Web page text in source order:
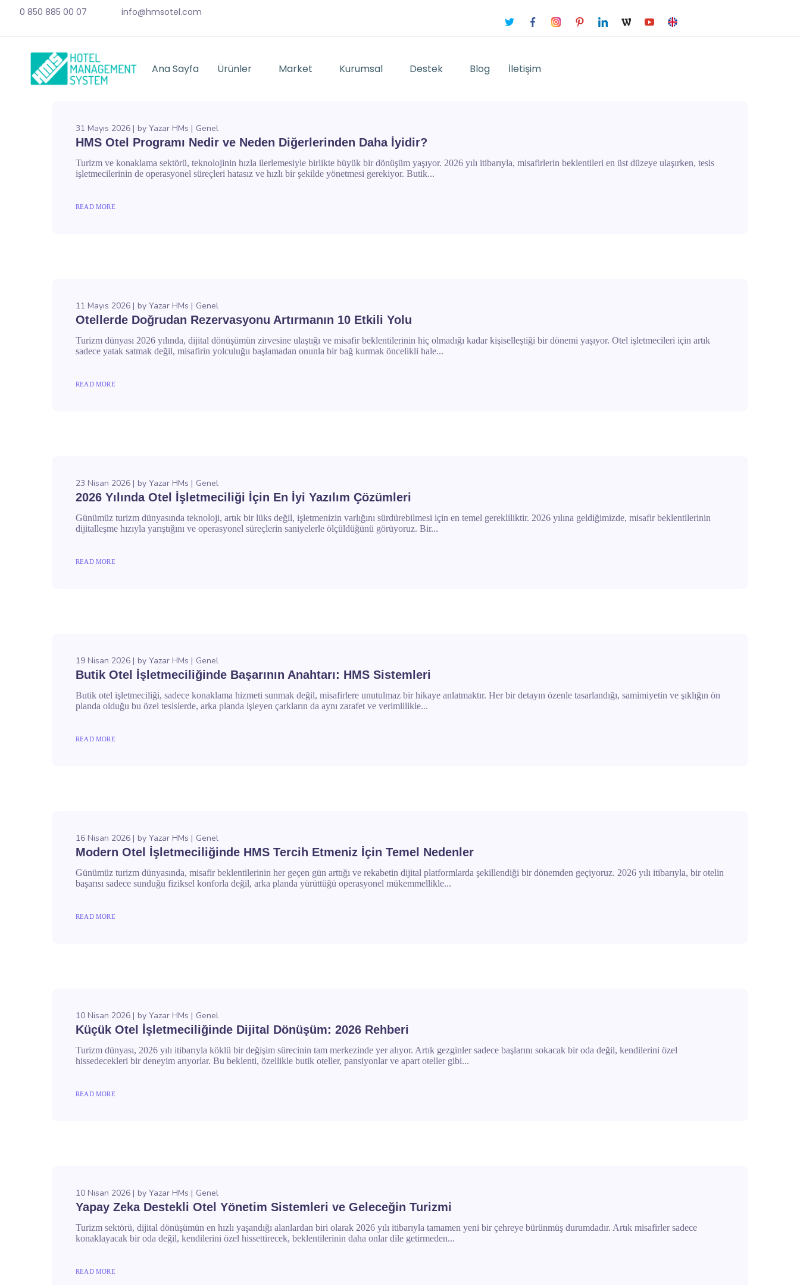
0 850 885 00 07 info@hmsotel.com
Ana Sayfa Ürünler Market Kurumsal Destek Blog İletişim
31 Mayıs 2026 by Yazar HMs Genel
HMS Otel Programı Nedir ve Neden Diğerlerinden Daha İyidir?
Turizm ve konaklama sektörü, teknolojinin hızla ilerlemesiyle birlikte büyük bir dönüşüm yaşıyor. 2026 yılı itibarıyla, misafirlerin beklentileri en üst düzeye ulaşırken, tesis
işletmecilerinin de operasyonel süreçleri hatasız ve hızlı bir şekilde yönetmesi gerekiyor. Butik...
READ MORE
11 Mayıs 2026 by Yazar HMs Genel
Otellerde Doğrudan Rezervasyonu Artırmanın 10 Etkili Yolu
Turizm dünyası 2026 yılında, dijital dönüşümün zirvesine ulaştığı ve misafir beklentilerinin hiç olmadığı kadar kişiselleştiği bir dönemi yaşıyor. Otel işletmecileri için artık
sadece yatak satmak değil, misafirin yolculuğu başlamadan onunla bir bağ kurmak öncelikli hale...
READ MORE
23 Nisan 2026 by Yazar HMs Genel
2026 Yılında Otel İşletmeciliği İçin En İyi Yazılım Çözümleri
Günümüz turizm dünyasında teknoloji, artık bir lüks değil, işletmenizin varlığını sürdürebilmesi için en temel gerekliliktir. 2026 yılına geldiğimizde, misafir beklentilerinin
dijitalleşme hızıyla yarıştığını ve operasyonel süreçlerin saniyelerle ölçüldüğünü görüyoruz. Bir...
READ MORE
19 Nisan 2026 by Yazar HMs Genel
Butik Otel İşletmeciliğinde Başarının Anahtarı: HMS Sistemleri
Butik otel işletmeciliği, sadece konaklama hizmeti sunmak değil, misafirlere unutulmaz bir hikaye anlatmaktır. Her bir detayın özenle tasarlandığı, samimiyetin ve şıklığın ön
planda olduğu bu özel tesislerde, arka planda işleyen çarkların da aynı zarafet ve verimlilikle...
READ MORE
16 Nisan 2026 by Yazar HMs Genel
Modern Otel İşletmeciliğinde HMS Tercih Etmeniz İçin Temel Nedenler
Günümüz turizm dünyasında, misafir beklentilerinin her geçen gün arttığı ve rekabetin dijital platformlarda şekillendiği bir dönemden geçiyoruz. 2026 yılı itibarıyla, bir otelin
başarısı sadece sunduğu fiziksel konforla değil, arka planda yürüttüğü operasyonel mükemmellikle...
READ MORE
10 Nisan 2026 by Yazar HMs Genel
Küçük Otel İşletmeciliğinde Dijital Dönüşüm: 2026 Rehberi
Turizm dünyası, 2026 yılı itibarıyla köklü bir değişim sürecinin tam merkezinde yer alıyor. Artık gezginler sadece başlarını sokacak bir oda değil, kendilerini özel
hissedecekleri bir deneyim arıyorlar. Bu beklenti, özellikle butik oteller, pansiyonlar ve apart oteller gibi...
READ MORE
10 Nisan 2026 by Yazar HMs Genel
Yapay Zeka Destekli Otel Yönetim Sistemleri ve Geleceğin Turizmi
Turizm sektörü, dijital dönüşümün en hızlı yaşandığı alanlardan biri olarak 2026 yılı itibarıyla tamamen yeni bir çehreye bürünmüş durumdadır. Artık misafirler sadece
konaklayacak bir oda değil, kendilerini özel hissettirecek, beklentilerinin daha onlar dile getirmeden...
READ MORE